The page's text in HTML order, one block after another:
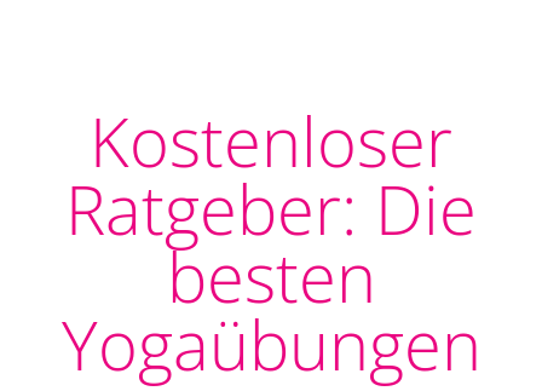
Kostenloser
Ratgeber: Die
besten
Yogaübungen